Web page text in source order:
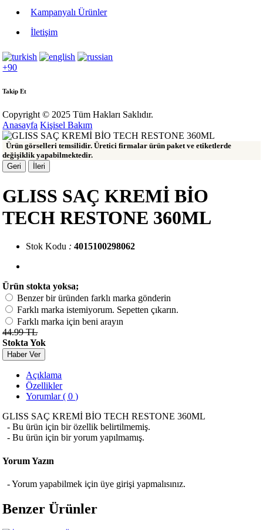
Kampanyalı Ürünler
İletişim
+90
Takip Et
Copyright © 2025 Tüm Hakları Saklıdır.
Anasayfa Kişisel Bakım
Ürün görselleri temsilidir. Üretici firmalar ürün paket ve etiketlerde
değişiklik yapabilmektedir.
Geri
İleri
GLISS SAÇ KREMİ BİO
TECH RESTONE 360ML
Stok Kodu : 4015100298062
Ürün stokta yoksa;
Benzer bir üründen farklı marka gönderin
Farklı marka istemiyorum. Sepetten çıkarın.
Farklı marka için beni arayın
44.99 TL
Stokta Yok
Haber Ver
Açıklama
Özellikler
Yorumlar ( 0 )
GLISS SAÇ KREMİ BİO TECH RESTONE 360ML
- Bu ürün için bir özellik belirtilmemiş.
- Bu ürün için bir yorum yapılmamış.
Yorum Yazın
- Yorum yapabilmek için üye girişi yapmalısınız.
Benzer Ürünler